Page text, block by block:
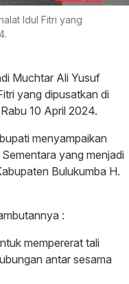
Idul Fitri yang
Muchtar Ali Yusuf
yang dipusatkan di
10 April 2024.
menyampaikan
yang menjadi
Bulukumba H.
:
mempererat tali
antar sesama